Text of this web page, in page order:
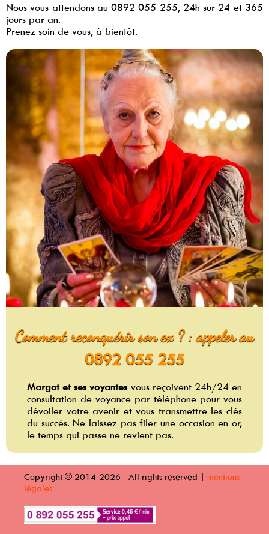
Nous vous attendons au 0892 055 255, 24h sur 24 et 365
jours par an.
Prenez soin de vous, à bientôt.
Comment reconquérir son ex ? : appeler au
0892 055 255
Margot et ses voyantesvous reçoivent 24h/24 en
consultation de voyance par téléphone pour vous
dévoiler votre avenir et vous transmettre les clés
du succès. Ne laissez pas filer une occasion en or,
le temps qui passe ne revient pas.
Copyright © 2014-2026 - All rights reserved | mentions
légales